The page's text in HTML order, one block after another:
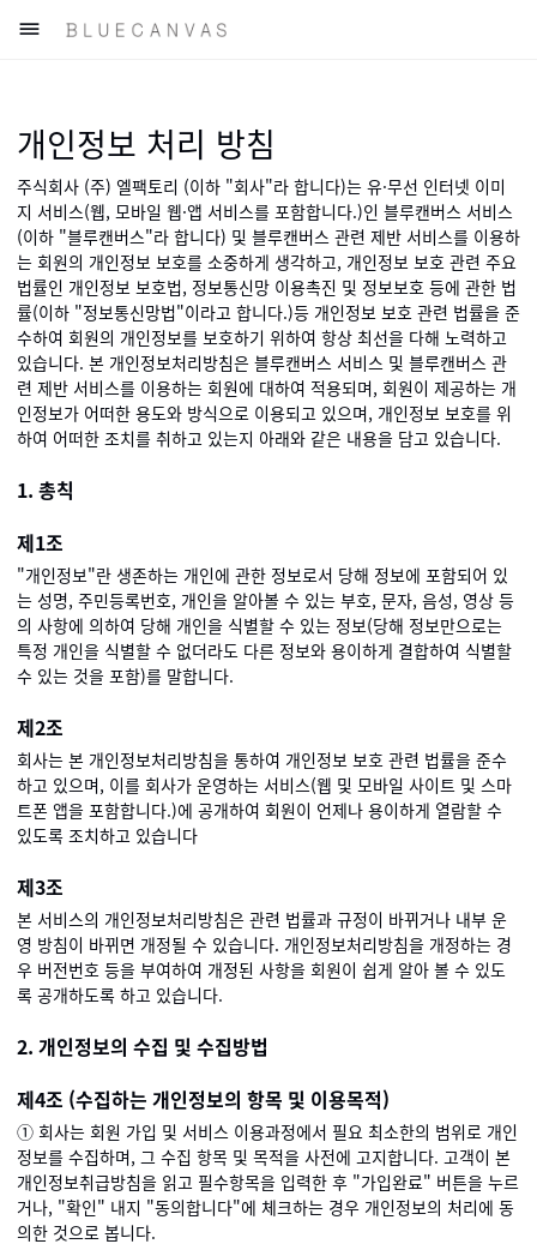

개인정보 처리 방침
주식회사 (주) 엘팩토리 (이하 "회사"라 합니다)는 유·무선 인터넷 이미
지 서비스(웹, 모바일 웹·앱 서비스를 포함합니다.)인 블루캔버스 서비스
(이하 "블루캔버스"라 합니다) 및 블루캔버스 관련 제반 서비스를 이용하
는 회원의 개인정보 보호를 소중하게 생각하고, 개인정보 보호 관련 주요
법률인 개인정보 보호법, 정보통신망 이용촉진 및 정보보호 등에 관한 법
률(이하 "정보통신망법"이라고 합니다.)등 개인정보 보호 관련 법률을 준
수하여 회원의 개인정보를 보호하기 위하여 항상 최선을 다해 노력하고
있습니다. 본 개인정보처리방침은 블루캔버스 서비스 및 블루캔버스 관
련 제반 서비스를 이용하는 회원에 대하여 적용되며, 회원이 제공하는 개
인정보가 어떠한 용도와 방식으로 이용되고 있으며, 개인정보 보호를 위
하여 어떠한 조치를 취하고 있는지 아래와 같은 내용을 담고 있습니다.
1. 총칙
제1조
"개인정보"란 생존하는 개인에 관한 정보로서 당해 정보에 포함되어 있
는 성명, 주민등록번호, 개인을 알아볼 수 있는 부호, 문자, 음성, 영상 등
의 사항에 의하여 당해 개인을 식별할 수 있는 정보(당해 정보만으로는
특정 개인을 식별할 수 없더라도 다른 정보와 용이하게 결합하여 식별할
수 있는 것을 포함)를 말합니다.
제2조
회사는 본 개인정보처리방침을 통하여 개인정보 보호 관련 법률을 준수
하고 있으며, 이를 회사가 운영하는 서비스(웹 및 모바일 사이트 및 스마
트폰 앱을 포함합니다.)에 공개하여 회원이 언제나 용이하게 열람할 수
있도록 조치하고 있습니다
제3조
본 서비스의 개인정보처리방침은 관련 법률과 규정이 바뀌거나 내부 운
영 방침이 바뀌면 개정될 수 있습니다. 개인정보처리방침을 개정하는 경
우 버전번호 등을 부여하여 개정된 사항을 회원이 쉽게 알아 볼 수 있도
록 공개하도록 하고 있습니다.
2. 개인정보의 수집 및 수집방법
제4조 (수집하는 개인정보의 항목 및 이용목적)
① 회사는 회원 가입 및 서비스 이용과정에서 필요 최소한의 범위로 개인
정보를 수집하며, 그 수집 항목 및 목적을 사전에 고지합니다. 고객이 본
개인정보취급방침을 읽고 필수항목을 입력한 후 "가입완료" 버튼을 누르
거나, "확인" 내지 "동의합니다"에 체크하는 경우 개인정보의 처리에 동
의한 것으로 봅니다.